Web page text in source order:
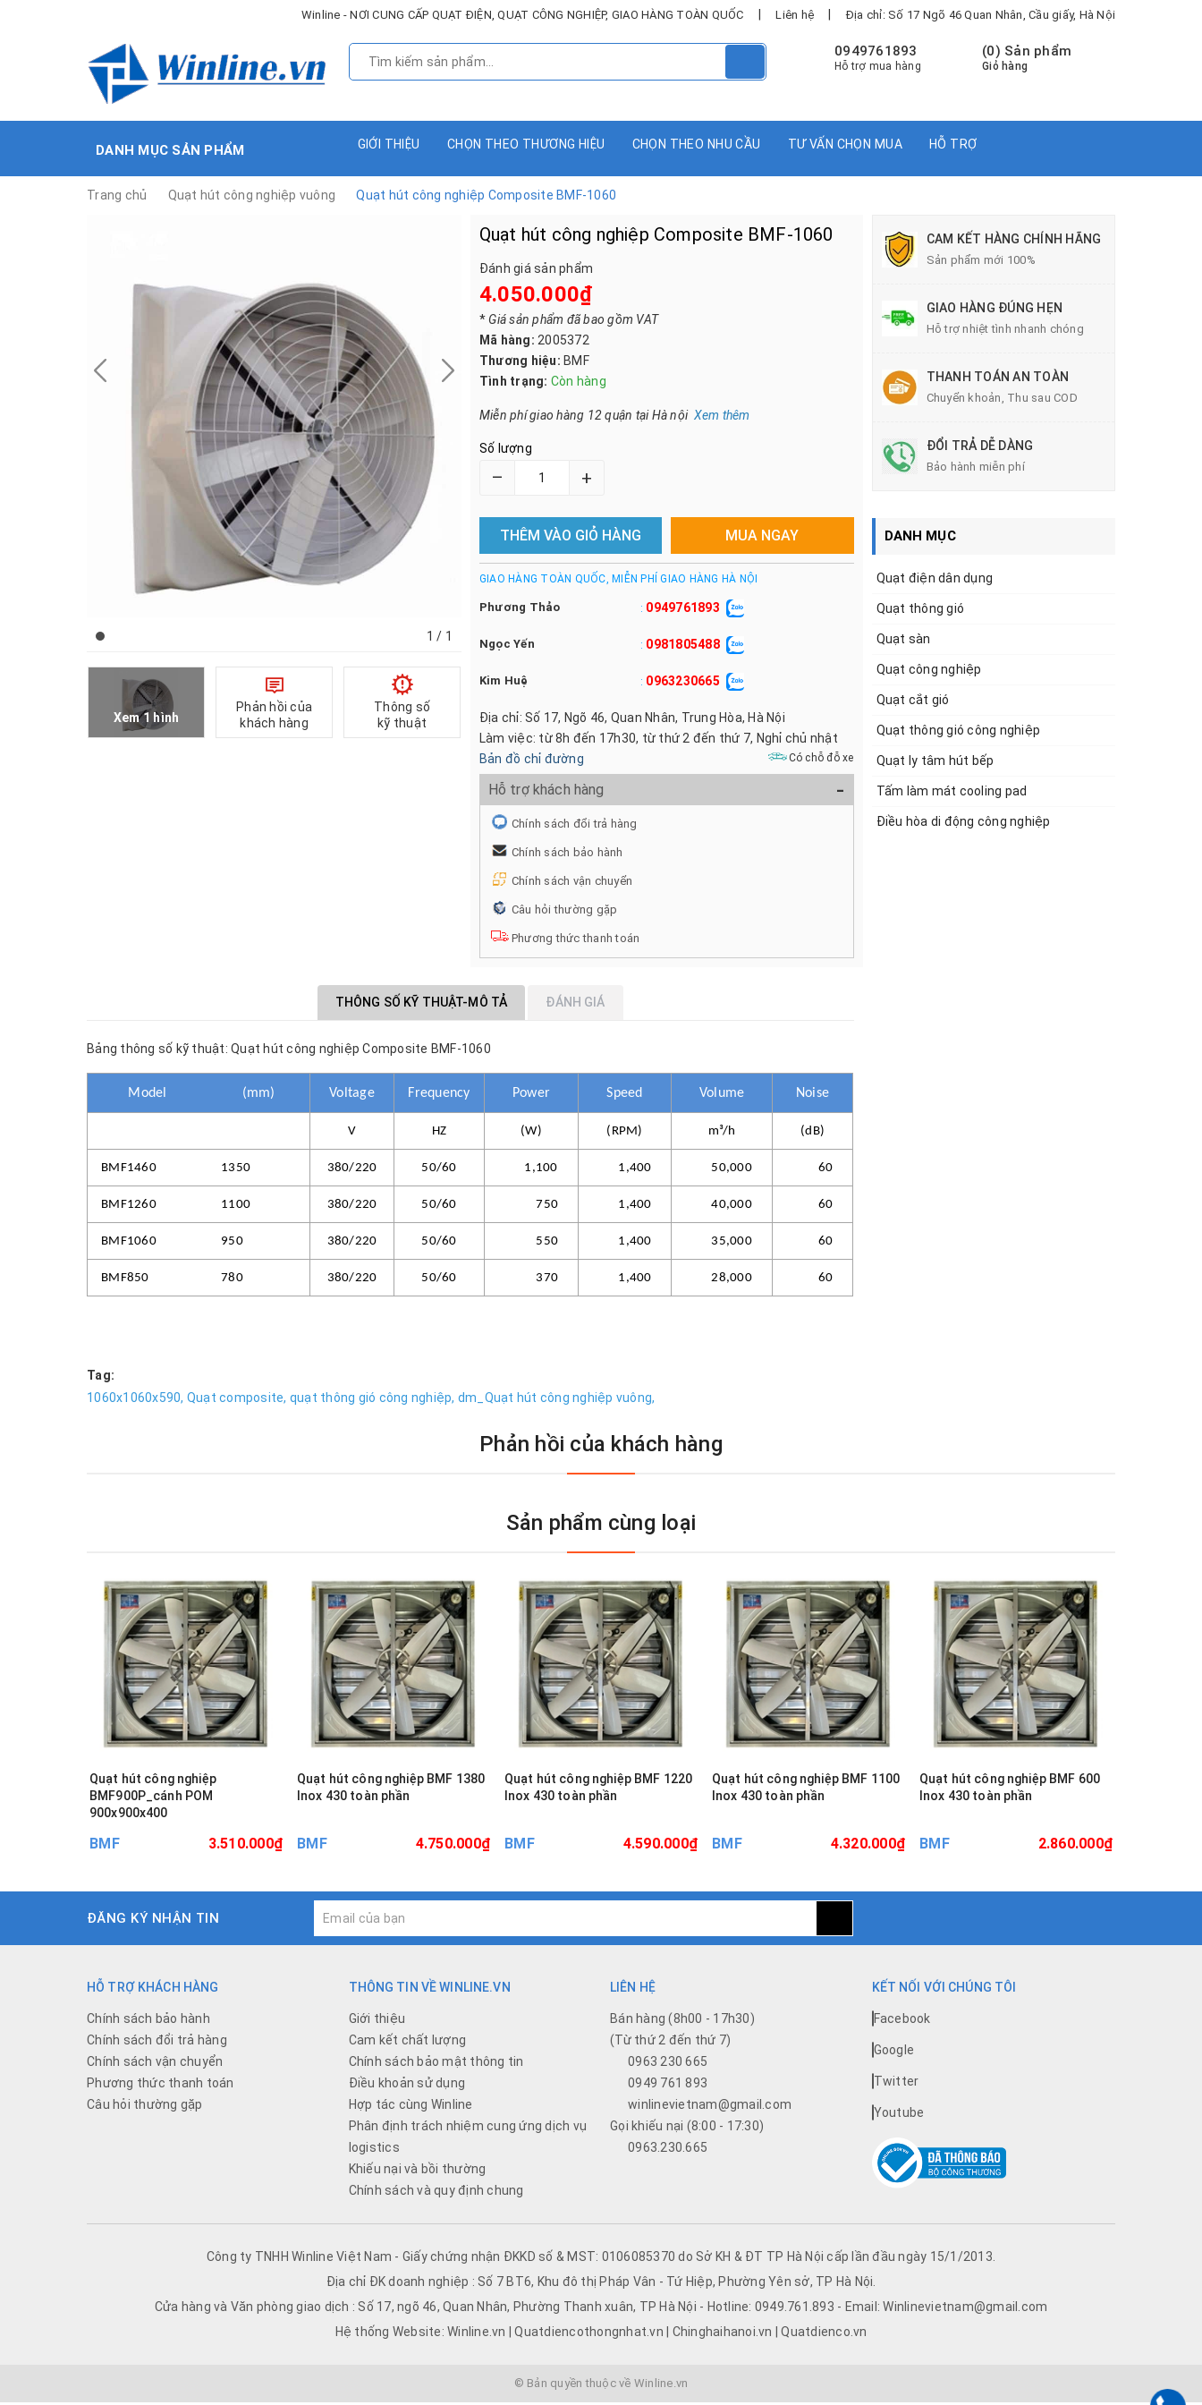
Winline - NƠI CUNG CẤP QUẠT ĐIỆN, QUẠT CÔNG NGHIỆP, GIAO HÀNG TOÀN QUỐC Liên hệ Địa chỉ: Số 17 Ngõ 46 Quan Nhân, Cầu giấy, Hà Nội
(0) Sản phẩm
Giỏ hàng
0949761893
Hỗ trợ mua hàng
DANH MỤC SẢN PHẨM GIỚI THIỆU CHỌN THEO THƯƠNG HIỆU CHỌN THEO NHU CẦU TƯ VẤN CHỌN MUA HỖ TRỢ
Trang chủ Quạt hút công nghiệp vuông Quạt hút công nghiệp Composite BMF-1060
1 / 1
Xem 1 hình
Phản hồi của
khách hàng
Thông số
kỹ thuật
Quạt hút công nghiệp Composite BMF-1060
Đánh giá sản phẩm
4.050.000₫
*Giá sản phẩm đã bao gồm VAT
Mã hàng: 2005372
Thương hiệu: BMF
Tình trạng: Còn hàng
Miễn phí giao hàng 12 quận tại Hà nội Xem thêm
Số lượng
– +
THÊM VÀO GIỎ HÀNG MUA NGAY
GIAO HÀNG TOÀN QUỐC, MIỄN PHÍ GIAO HÀNG HÀ NỘI
Phương Thảo : 0949761893
Ngọc Yến : 0981805488
Kim Huệ : 0963230665
Địa chỉ: Số 17, Ngõ 46, Quan Nhân, Trung Hòa, Hà Nội
Làm việc: từ 8h đến 17h30, từ thứ 2 đến thứ 7, Nghỉ chủ nhật
Bản đồ chỉ đường
Có chỗ đỗ xe
Hỗ trợ khách hàng -
Chính sách đổi trả hàng
Chính sách bảo hành
Chính sách vận chuyển
Câu hỏi thường gặp
Phương thức thanh toán
THÔNG SỐ KỸ THUẬT-MÔ TẢ ĐÁNH GIÁ
Bảng thông số kỹ thuật: Quạt hút công nghiệp Composite BMF-1060
Model (mm) Voltage Frequency Power Speed Volume Noise
V HZ (W) (RPM) m³/h (dB)
BMF1460 1350 380/220 50/60 1,100 1,400 50,000 60
BMF1260 1100 380/220 50/60 750 1,400 40,000 60
BMF1060 950 380/220 50/60 550 1,400 35,000 60
BMF850 780 380/220 50/60 370 1,400 28,000 60
CAM KẾT HÀNG CHÍNH HÃNG
Sản phẩm mới 100%
GIAO HÀNG ĐÚNG HẸN
Hỗ trợ nhiệt tình nhanh chóng
THANH TOÁN AN TOÀN
Chuyển khoản, Thu sau COD
ĐỔI TRẢ DỄ DÀNG
Bảo hành miễn phí
DANH MỤC
Quạt điện dân dụng
Quạt thông gió
Quạt sàn
Quạt công nghiệp
Quạt cắt gió
Quạt thông gió công nghiệp
Quạt ly tâm hút bếp
Tấm làm mát cooling pad
Điều hòa di động công nghiệp
Tag:
1060x1060x590, Quạt composite, quạt thông gió công nghiệp, dm_Quạt hút công nghiệp vuông,
Phản hồi của khách hàng
Sản phẩm cùng loại
Quạt hút công nghiệp
BMF900P_cánh POM
900x900x400
BMF 3.510.000₫
Quạt hút công nghiệp BMF 1380
Inox 430 toàn phần
BMF 4.750.000₫
Quạt hút công nghiệp BMF 1220
Inox 430 toàn phần
BMF 4.590.000₫
Quạt hút công nghiệp BMF 1100
Inox 430 toàn phần
BMF 4.320.000₫
Quạt hút công nghiệp BMF 600
Inox 430 toàn phần
BMF 2.860.000₫
ĐĂNG KÝ NHẬN TIN
HỖ TRỢ KHÁCH HÀNG
Chính sách bảo hành
Chính sách đổi trả hàng
Chính sách vận chuyển
Phương thức thanh toán
Câu hỏi thường gặp
THÔNG TIN VỀ WINLINE.VN
Giới thiệu
Cam kết chất lượng
Chính sách bảo mật thông tin
Điều khoản sử dụng
Hợp tác cùng Winline
Phân định trách nhiệm cung ứng dịch vụ
logistics
Khiếu nại và bồi thường
Chính sách và quy định chung
LIÊN HỆ
Bán hàng (8h00 - 17h30)
(Từ thứ 2 đến thứ 7)
0963 230 665
0949 761 893
winlinevietnam@gmail.com
Gọi khiếu nại (8:00 - 17:30)
0963.230.665
KẾT NỐI VỚI CHÚNG TÔI
Facebook
Google
Twitter
Youtube
Công ty TNHH Winline Việt Nam - Giấy chứng nhận ĐKKD số & MST: 0106085370 do Sở KH & ĐT TP Hà Nội cấp lần đầu ngày 15/1/2013.
Địa chỉ ĐK doanh nghiệp : Số 7 BT6, Khu đô thị Pháp Vân - Tứ Hiệp, Phường Yên sở, TP Hà Nội.
Cửa hàng và Văn phòng giao dịch : Số 17, ngõ 46, Quan Nhân, Phường Thanh xuân, TP Hà Nội - Hotline: 0949.761.893 - Email: Winlinevietnam@gmail.com
Hệ thống Website: Winline.vn | Quatdiencothongnhat.vn | Chinghaihanoi.vn | Quatdienco.vn
© Bản quyền thuộc về Winline.vn